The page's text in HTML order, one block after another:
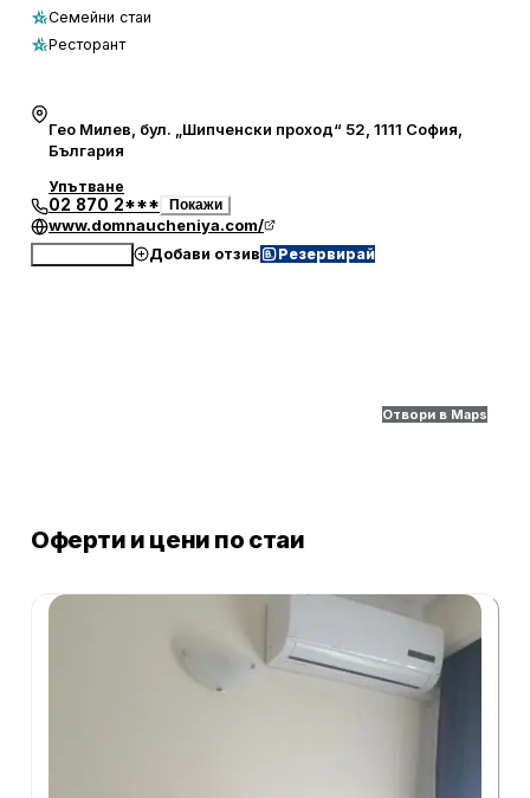
Семейни стаи
Ресторант
Гео Милев, бул. „Шипченски проход“ 52, 1111 София,
България
Упътване
02 870 2*** Покажи
www.domnaucheniya.com/
Добави отзив Резервирай
Отвори в Maps
Оферти и цени по стаи